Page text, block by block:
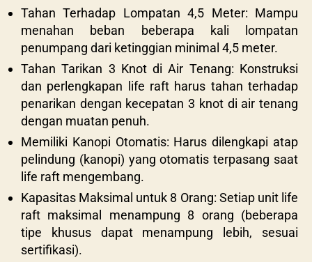
Tahan Terhadap Lompatan 4,5 Meter: Mampu
menahan beban beberapa kali lompatan
penumpang dari ketinggian minimal 4,5 meter.
Tahan Tarikan 3 Knot di Air Tenang: Konstruksi
dan perlengkapan life raft harus tahan terhadap
penarikan dengan kecepatan 3 knot di air tenang
dengan muatan penuh.
Memiliki Kanopi Otomatis: Harus dilengkapi atap
pelindung (kanopi) yang otomatis terpasang saat
life raft mengembang.
Kapasitas Maksimal untuk 8 Orang: Setiap unit life
raft maksimal menampung 8 orang (beberapa
tipe khusus dapat menampung lebih, sesuai
sertifikasi).